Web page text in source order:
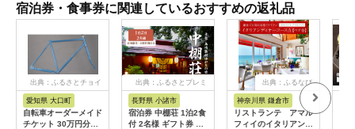
宿泊券・食事券に関連しているおすすめの返礼品
出典：ふるさとチョイ
愛知県 大口町
自転車オーダーメイド
チケット 30万円分
出典：ふるさとプレミ
長野県 小諸市
宿泊券 中棚荘 1泊2食
付 2名様 ギフト券 チ
出典：ふるなび
神奈川県 鎌倉市
リストランテ アマル
フィイのイタリアンデ